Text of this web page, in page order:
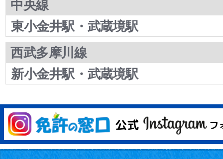
中央線
東小金井駅・武蔵境駅
西武多摩川線
新小金井駅・武蔵境駅